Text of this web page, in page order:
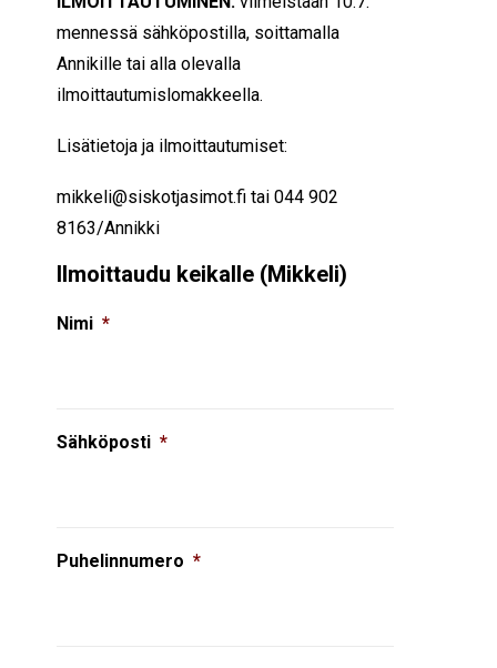
mennessä sähköpostilla, soittamalla
Annikille tai alla olevalla
ilmoittautumislomakkeella.
Lisätietoja ja ilmoittautumiset:
mikkeli@siskotjasimot.fi tai 044 902
8163/Annikki
Ilmoittaudu keikalle (Mikkeli)
Nimi *
Sähköposti *
Puhelinnumero *